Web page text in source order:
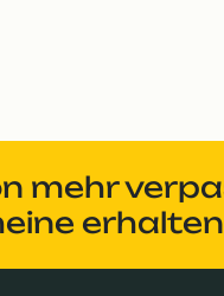
mehr
erhalten